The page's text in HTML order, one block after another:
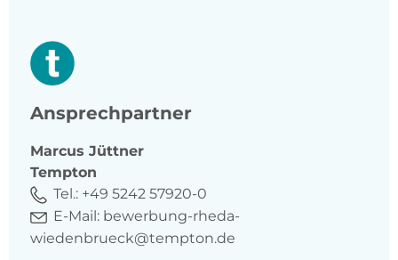
Ansprechpartner
Marcus Jüttner
Tempton
Tel.: +49 5242 57920-0
E-Mail: bewerbung-rheda-
wiedenbrueck@tempton.de